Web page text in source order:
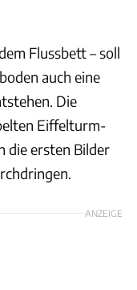
Flussbett – soll
auch eine
Die
Eiffelturm-
die ersten Bilder
ANZEIGE